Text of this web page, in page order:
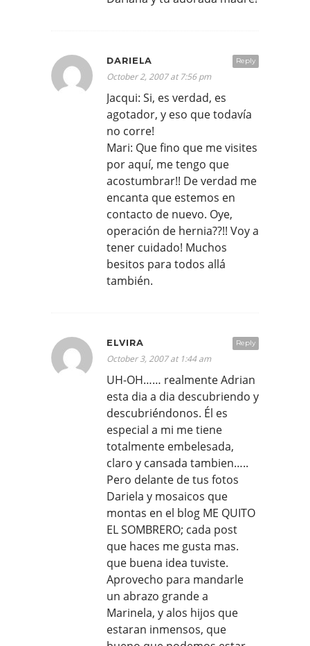
Reply
DARIELA
October 2, 2007 at 7:56 pm
Jacqui: Si, es verdad, es
agotador, y eso que todavía
no corre!
Mari: Que fino que me visites
por aquí, me tengo que
acostumbrar!! De verdad me
encanta que estemos en
contacto de nuevo. Oye,
operación de hernia??!! Voy a
tener cuidado! Muchos
besitos para todos allá
también.
Reply
ELVIRA
October 3, 2007 at 1:44 am
UH-OH…… realmente Adrian
esta dia a dia descubriendo y
descubriéndonos. Él es
especial a mi me tiene
totalmente embelesada,
claro y cansada tambien…..
Pero delante de tus fotos
Dariela y mosaicos que
montas en el blog ME QUITO
EL SOMBRERO; cada post
que haces me gusta mas.
que buena idea tuviste.
Aprovecho para mandarle
un abrazo grande a
Marinela, y alos hijos que
estaran inmensos, que